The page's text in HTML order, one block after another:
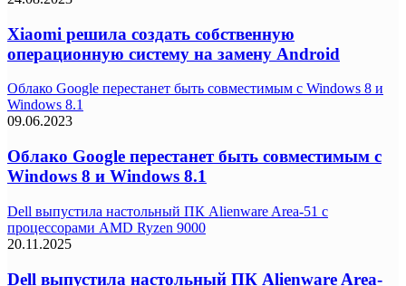
Xiaomi решила создать собственную
операционную систему на замену Android
Облако Google перестанет быть совместимым с Windows 8 и
Windows 8.1
09.06.2023
Облако Google перестанет быть совместимым с
Windows 8 и Windows 8.1
Dell выпустила настольный ПК Alienware Area-51 с
процессорами AMD Ryzen 9000
20.11.2025
Dell выпустила настольный ПК Alienware Area-